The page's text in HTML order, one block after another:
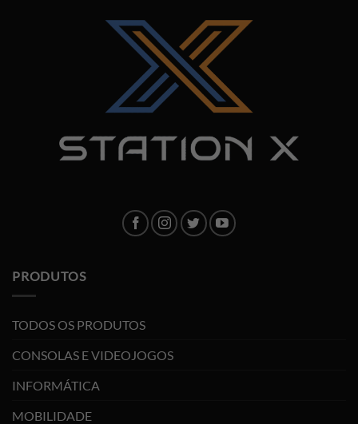
PRODUTOS
TODOS OS PRODUTOS
CONSOLAS E VIDEOJOGOS
INFORMÁTICA
MOBILIDADE